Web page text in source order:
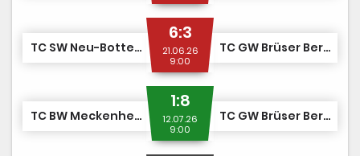
TC SW Neu-Bottenbroich 1
6:3
21.06.26
9:00
TC GW Brüser Berg 1
TC BW Meckenheim 1
1:8
12.07.26
9:00
TC GW Brüser Berg 1